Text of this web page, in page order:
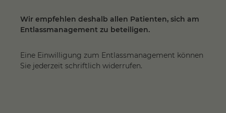
Wir empfehlen deshalb allen Patienten, sich am
Entlassmanagement zu beteiligen.
Eine Einwilligung zum Entlassmanagement können
Sie jederzeit schriftlich widerrufen.